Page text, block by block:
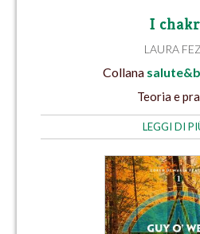
I
LAURA
Collana
Teoria e
LEGGI DI